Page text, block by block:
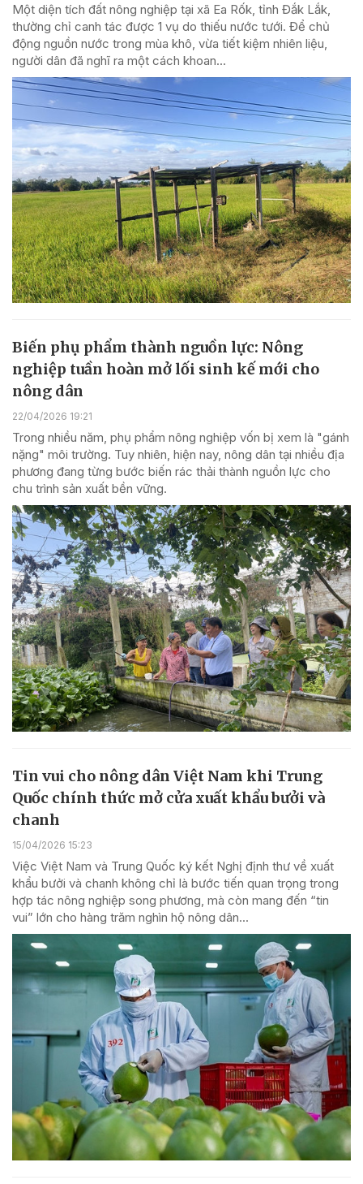
Một diện tích đất nông nghiệp tại xã Ea Rốk, tỉnh Đắk Lắk,
thường chỉ canh tác được 1 vụ do thiếu nước tưới. Để chủ
động nguồn nước trong mùa khô, vừa tiết kiệm nhiên liệu,
người dân đã nghĩ ra một cách khoan...
Biến phụ phẩm thành nguồn lực: Nông
nghiệp tuần hoàn mở lối sinh kế mới cho
nông dân
22/04/2026 19:21
Trong nhiều năm, phụ phẩm nông nghiệp vốn bị xem là "gánh
nặng" môi trường. Tuy nhiên, hiện nay, nông dân tại nhiều địa
phương đang từng bước biến rác thải thành nguồn lực cho
chu trình sản xuất bền vững.
Tin vui cho nông dân Việt Nam khi Trung
Quốc chính thức mở cửa xuất khẩu bưởi và
chanh
15/04/2026 15:23
Việc Việt Nam và Trung Quốc ký kết Nghị định thư về xuất
khẩu bưởi và chanh không chỉ là bước tiến quan trọng trong
hợp tác nông nghiệp song phương, mà còn mang đến “tin
vui” lớn cho hàng trăm nghìn hộ nông dân...